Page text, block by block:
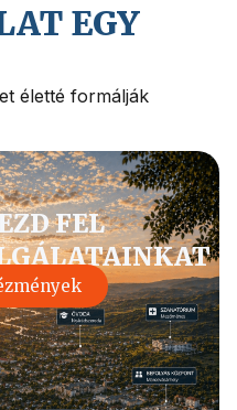
EGY
életté formálják
FEL